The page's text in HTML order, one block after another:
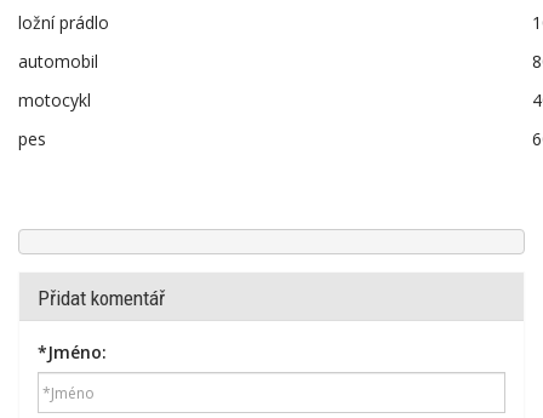
ložní prádlo
automobil
motocykl
pes
Přidat komentář
*Jméno: